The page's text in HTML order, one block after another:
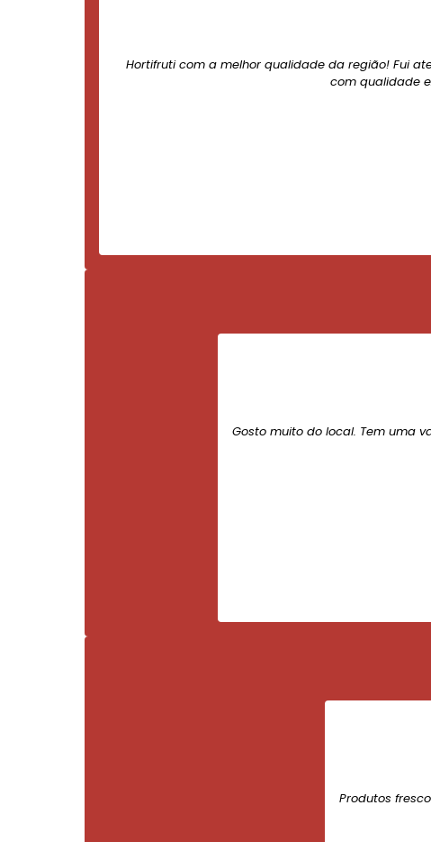
Hortifruti com a melhor qualidade da região! Fui
com qualidade
Gosto muito do local. Tem uma
Produtos